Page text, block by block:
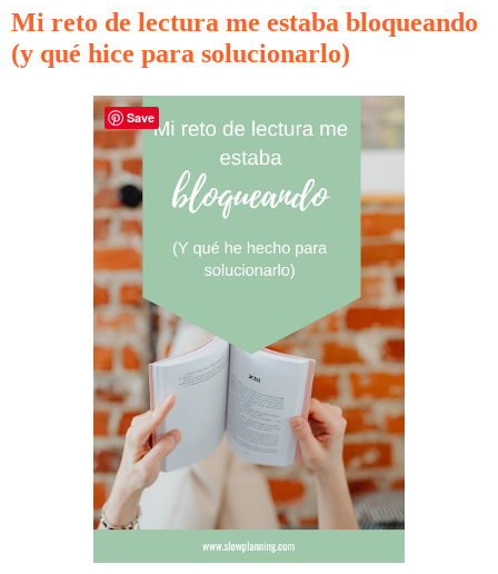
Mi reto de lectura me estaba bloqueando
(y qué hice para solucionarlo)
Save